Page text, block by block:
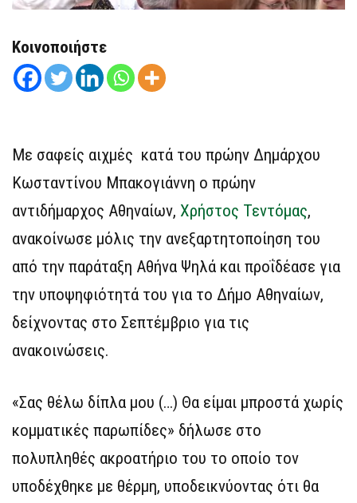
Κοινοποιήστε
Με σαφείς αιχμές κατά του πρώην Δημάρχου
Κωσταντίνου Μπακογιάννη ο πρώην
αντιδήμαρχος Αθηναίων, Χρήστος Τεντόμας,
ανακοίνωσε μόλις την ανεξαρτητοποίηση του
από την παράταξη Αθήνα Ψηλά και προΐδέασε για
την υποψηφιότητά του για το Δήμο Αθηναίων,
δείχνοντας στο Σεπτέμβριο για τις
ανακοινώσεις.
«Σας θέλω δίπλα μου (…) Θα είμαι μπροστά χωρίς
κομματικές παρωπίδες» δήλωσε στο
πολυπληθές ακροατήριο του το οποίο τον
υποδέχθηκε με θέρμη, υποδεικνύοντας ότι θα